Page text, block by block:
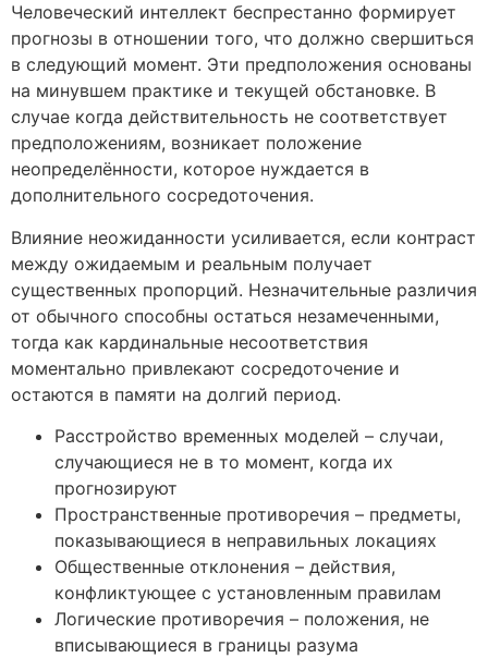
Человеческий интеллект беспрестанно формирует
прогнозы в отношении того, что должно свершиться
в следующий момент. Эти предположения основаны
на минувшем практике и текущей обстановке. В
случае когда действительность не соответствует
предположениям, возникает положение
неопределённости, которое нуждается в
дополнительного сосредоточения.
Влияние неожиданности усиливается, если контраст
между ожидаемым и реальным получает
существенных пропорций. Незначительные различия
от обычного способны остаться незамеченными,
тогда как кардинальные несоответствия
моментально привлекают сосредоточение и
остаются в памяти на долгий период.
Расстройство временных моделей – случаи,
случающиеся не в то момент, когда их
прогнозируют
Пространственные противоречия – предметы,
показывающиеся в неправильных локациях
Общественные отклонения – действия,
конфликтующее с установленным правилам
Логические противоречия – положения, не
вписывающиеся в границы разума